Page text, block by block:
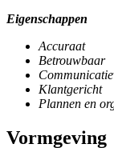
Eigenschappen
Accuraat
Betrouwbaar
Klantgericht
Plannen en
Vormgeving